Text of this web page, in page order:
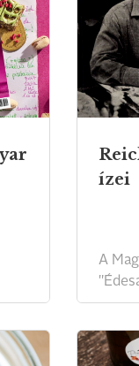
ízei
A